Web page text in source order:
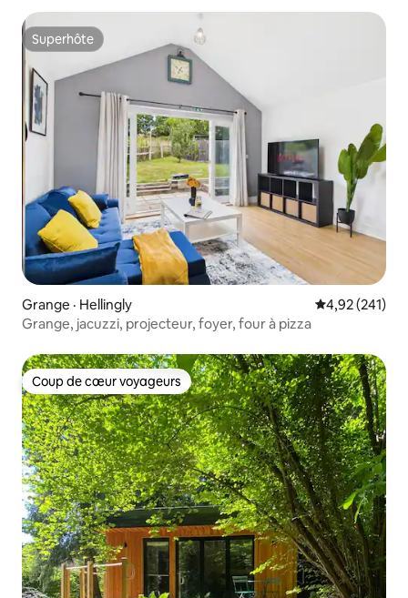
Superhôte
Superhôte
Grange · Hellingly Note
4,92 (241)
Grange, jacuzzi, projecteur, foyer, four à pizza
Coup de cœur voyageurs
Coup de cœur voyageurs